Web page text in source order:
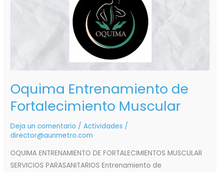
Oquima Entrenamiento de
Fortalecimiento Muscular
Deja un comentario /Actividades /
director@aunmetro.com
OQUIMA ENTRENAMIENTO DE FORTALECIMIENTOS MUSCULAR
SERVICIOS PARASANITARIOS Entrenamiento de